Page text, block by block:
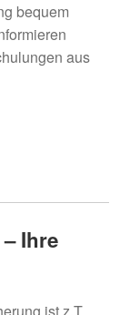
bequem
aus
Ihre